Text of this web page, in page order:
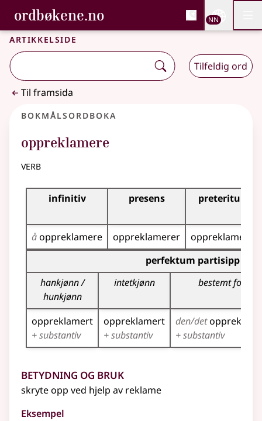
Gå til hovudinnhald
Tilgjenge
ordbøkene.no, Bokmålsordboka og
Bokmålsordboka og Nynorskordboka
NN
Artikkelside
Tilfeldig ord
Til framsida
Bokmålsordboka
oppreklamere
verb
Bøyingstabell for dette verbet
infinitiv presens preteritum
åoppreklamere oppreklamerer
oppreklamerte
Bøyingstabell for dette verbet (partisippformer)
perfektum partisipp
hankjønn /
hunkjønn
intetkjønn bestemt form
oppreklamert
+ substantiv
oppreklamert
+ substantiv
den/det
+ substantiv
Betydning og bruk
skryte opp ved hjelp av reklame
Eksempel